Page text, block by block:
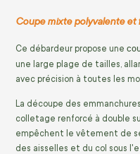
Coupe mixte polyvalente et
Ce débardeur propose une
une large plage de tailles,
avec précision à toutes les
La découpe des
colletage renforcé à double
empêchent le vêtement de
des aisselles et du col sous